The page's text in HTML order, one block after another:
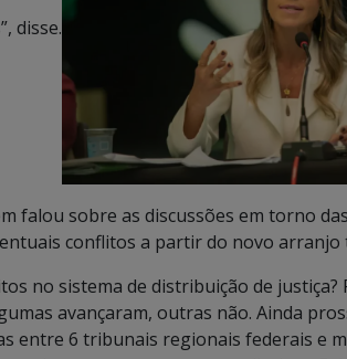
disse.
falou sobre as discussões em torno
conflitos a partir do novo
no sistema de distribuição de
avançaram, outras não. Ainda
entre 6 tribunais regionais federais e